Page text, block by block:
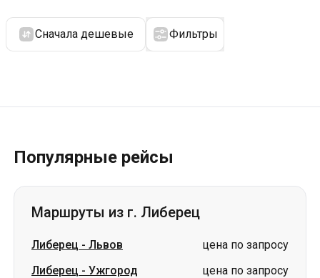
Сначала дешевые Фильтры
Популярные рейсы
Маршруты из г. Либерец
Либерец - Львов
цена по запросу
Либерец - Ужгород цена по запросу